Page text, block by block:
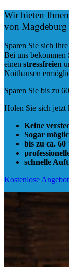
Wir bieten
von Magdeburg
Sparen Sie sich
Bei uns bekommen
einen stressfreien
Noithausen
Sparen Sie bis zu
Holen Sie sich jetzt
Keine
Sogar
bis zu ca. 60
schnelle
Kostenlose